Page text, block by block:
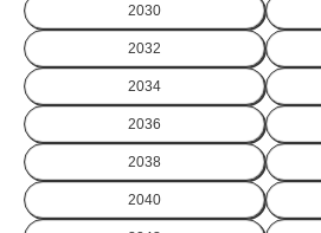
2030
2032
2034
2036
2038
2040